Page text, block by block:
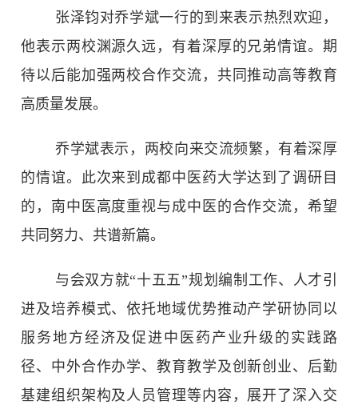
张泽钧对乔学斌一行的到来表示热烈欢迎，
他表示两校渊源久远，有着深厚的兄弟情谊。期
待以后能加强两校合作交流，共同推动高等教育
高质量发展。
乔学斌表示，两校向来交流频繁，有着深厚
的情谊。此次来到成都中医药大学达到了调研目
的，南中医高度重视与成中医的合作交流，希望
共同努力、共谱新篇。
与会双方就“十五五”规划编制工作、人才引
进及培养模式、依托地域优势推动产学研协同以
服务地方经济及促进中医药产业升级的实践路
径、中外合作办学、教育教学及创新创业、后勤
基建组织架构及人员管理等内容，展开了深入交